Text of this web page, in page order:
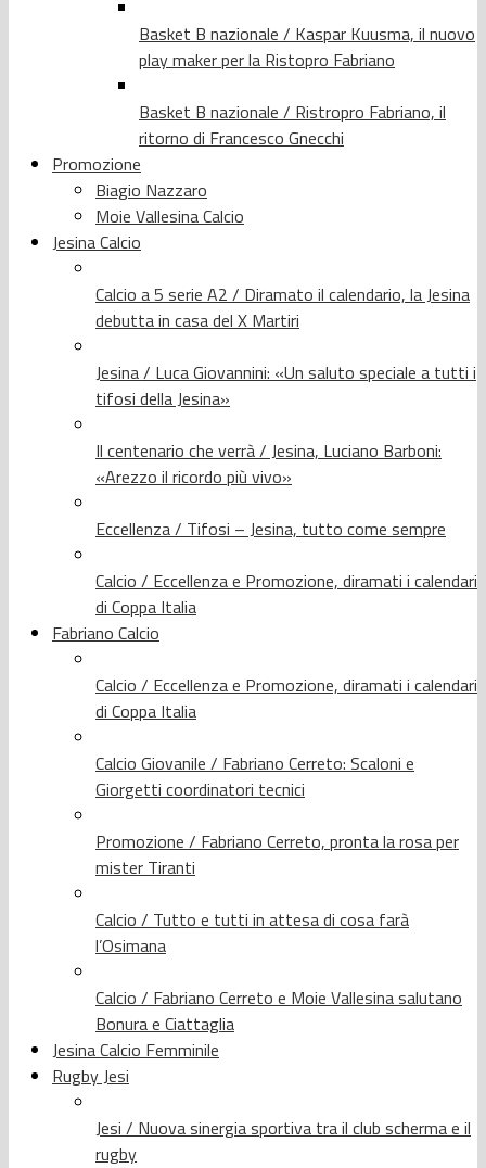
Basket B nazionale / Kaspar Kuusma, il nuovo
play maker per la Ristopro Fabriano
Basket B nazionale / Ristropro Fabriano, il
ritorno di Francesco Gnecchi
Promozione
Biagio Nazzaro
Moie Vallesina Calcio
Jesina Calcio
Calcio a 5 serie A2 / Diramato il calendario, la Jesina
debutta in casa del X Martiri
Jesina / Luca Giovannini: «Un saluto speciale a tutti i
tifosi della Jesina»
Il centenario che verrà / Jesina, Luciano Barboni:
«Arezzo il ricordo più vivo»
Eccellenza / Tifosi – Jesina, tutto come sempre
Calcio / Eccellenza e Promozione, diramati i calendari
di Coppa Italia
Fabriano Calcio
Calcio / Eccellenza e Promozione, diramati i calendari
di Coppa Italia
Calcio Giovanile / Fabriano Cerreto: Scaloni e
Giorgetti coordinatori tecnici
Promozione / Fabriano Cerreto, pronta la rosa per
mister Tiranti
Calcio / Tutto e tutti in attesa di cosa farà
l’Osimana
Calcio / Fabriano Cerreto e Moie Vallesina salutano
Bonura e Ciattaglia
Jesina Calcio Femminile
Rugby Jesi
Jesi / Nuova sinergia sportiva tra il club scherma e il
rugby